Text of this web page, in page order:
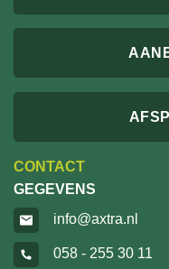
CONTACT
GEGEVENS
info@axtra.nl
058 - 255 30 11